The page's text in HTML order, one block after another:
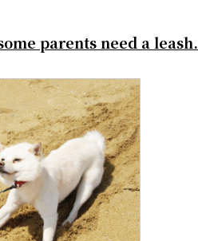
parents need a leash.